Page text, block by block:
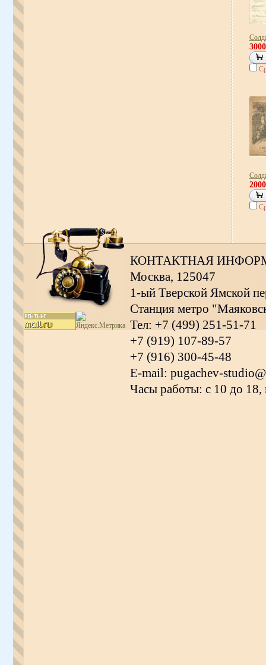
КОНТАКТНАЯ
Москва, 125047
1-ый Тверской Ямской
Станция метро
Тел: +7 (499) 251-51-71
+7 (919) 107-89-57
+7 (916) 300-45-48
E-mail: pugachev-
Часы работы: с 10 до 18,